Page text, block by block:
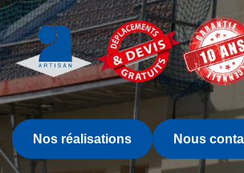
Nos réalisations Nous